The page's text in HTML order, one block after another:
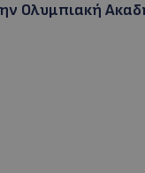
Ολυμπιακή